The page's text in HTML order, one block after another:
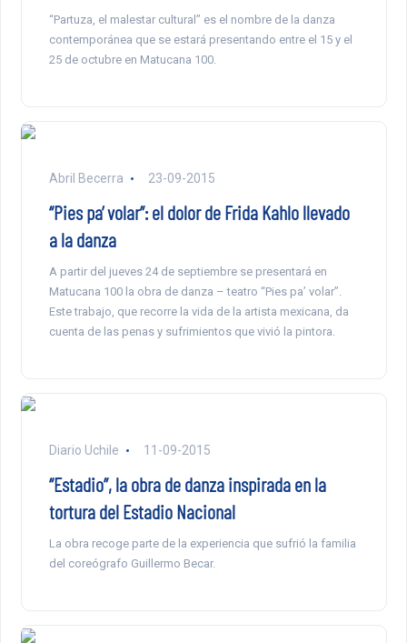
“Partuza, el malestar cultural” es el nombre de la danza
contemporánea que se estará presentando entre el 15 y el
25 de octubre en Matucana 100.
Abril Becerra 23-09-2015
“Pies pa’ volar”: el dolor de Frida Kahlo llevado
a la danza
A partir del jueves 24 de septiembre se presentará en
Matucana 100 la obra de danza – teatro “Pies pa’ volar”.
Este trabajo, que recorre la vida de la artista mexicana, da
cuenta de las penas y sufrimientos que vivió la pintora.
Diario Uchile 11-09-2015
“Estadio”, la obra de danza inspirada en la
tortura del Estadio Nacional
La obra recoge parte de la experiencia que sufrió la familia
del coreógrafo Guillermo Becar.